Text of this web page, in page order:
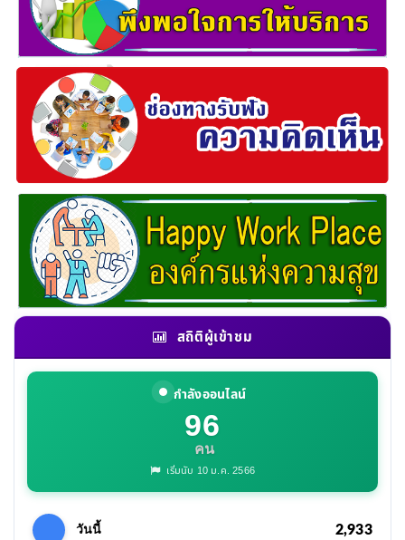
สถิติผู้เข้าชม
กำลังออนไลน์
96
คน
เริ่มนับ 10 ม.ค. 2566
วันนี้ 2,933